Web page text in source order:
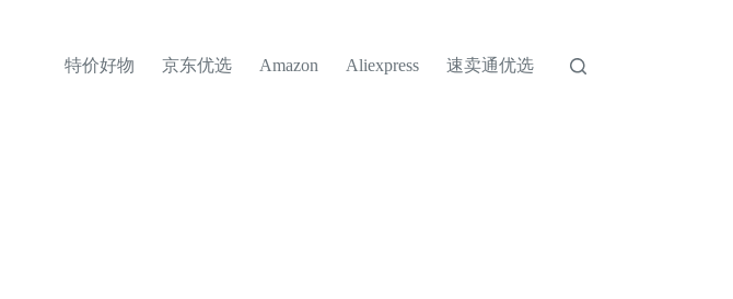
特价好物 京东优选 Amazon Aliexpress 速卖通优选